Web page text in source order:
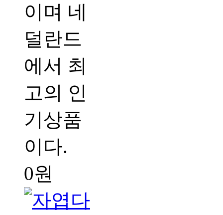
이며 네
덜란드
에서 최
고의 인
기상품
이다.
0원